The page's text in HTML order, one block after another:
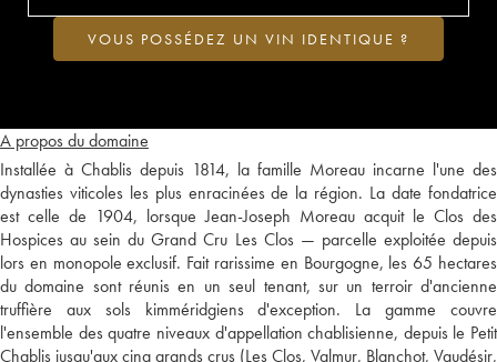
A propos du domaine
Installée à Chablis depuis 1814, la famille Moreau incarne l'une des
dynasties viticoles les plus enracinées de la région. La date fondatrice
est celle de 1904, lorsque Jean-Joseph Moreau acquit le Clos des
Hospices au sein du Grand Cru Les Clos — parcelle exploitée depuis
lors en monopole exclusif. Fait rarissime en Bourgogne, les 65 hectares
du domaine sont réunis en un seul tenant, sur un terroir d'ancienne
truffière aux sols kimméridgiens d'exception. La gamme couvre
l'ensemble des quatre niveaux d'appellation chablisienne, depuis le Petit
Chablis jusqu'aux cinq grands crus (Les Clos, Valmur, Blanchot, Vaudésir,
VOUS POSSÉDEZ UN VIN IDENTIQUE ?